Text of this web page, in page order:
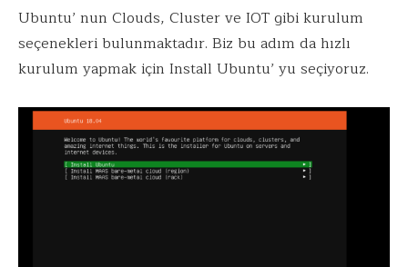
Ubuntu’ nun Clouds, Cluster ve IOT gibi kurulum
seçenekleri bulunmaktadır. Biz bu adım da hızlı
kurulum yapmak için Install Ubuntu’ yu seçiyoruz.